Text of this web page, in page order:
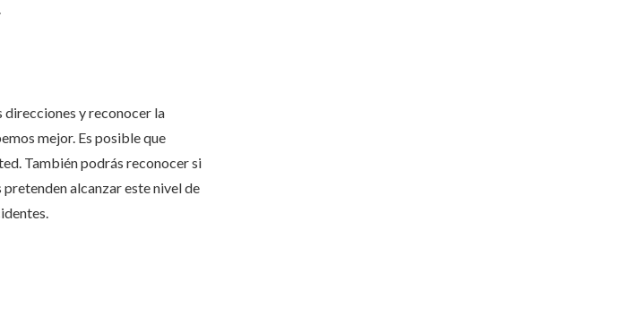
direcciones y reconocer la
mejor. Es posible que
También podrás reconocer si
alcanzar este nivel de